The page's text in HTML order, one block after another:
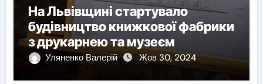
На Львівщині стартувало
будівництво книжкової фабрики
з друкарнею та музеєм
Уляненко Валерій Жов 30, 2024